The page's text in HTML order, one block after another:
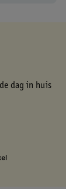
dag in huis